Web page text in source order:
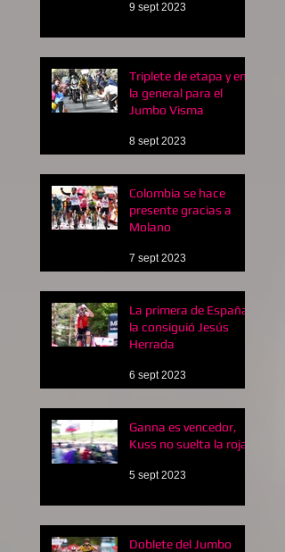
9 sept 2023
Triplete de etapa y en
la general para el
Jumbo Visma
8 sept 2023
Colombia se hace
presente gracias a
Molano
7 sept 2023
La primera de España
la consiguió Jesús
Herrada
6 sept 2023
Ganna es vencedor,
Kuss no suelta la roja
5 sept 2023
Doblete del Jumbo